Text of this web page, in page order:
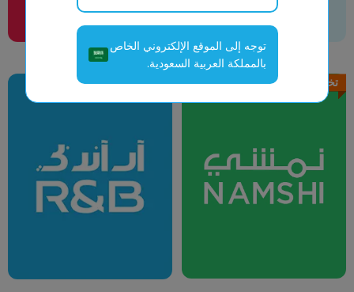
تخفيض يصل الي80% تخفيض يصل الي80%
توجه إلى الموقع الإلكتروني الخاص
بالمملكة العربية السعودية.